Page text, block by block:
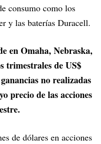
consumo como los
y las baterías Duracell.
en Omaha, Nebraska,
trimestrales de US$
no realizadas
precio de las acciones
de dólares en acciones